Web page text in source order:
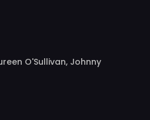
O'Sullivan, Johnny
Stephenson, Frieda Inescort,
Morton Lowry, Gavin Muir